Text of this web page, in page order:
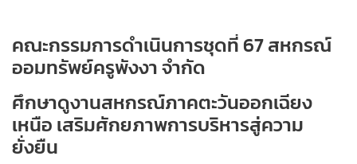
คณะกรรมการดำเนินการชุดที่ 67 สหกรณ์
ออมทรัพย์ครูพังงา จำกัด
ศึกษาดูงานสหกรณ์ภาคตะวันออกเฉียง
เหนือ เสริมศักยภาพการบริหารสู่ความ
ยั่งยืน